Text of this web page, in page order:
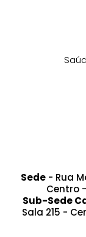
Sede- Rua
Centro -
Sub-Sede
Sala 215 -